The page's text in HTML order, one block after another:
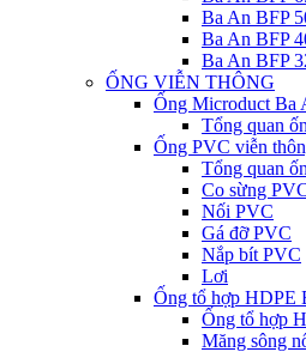
Ba An BFP
Ba An BFP
Ba An BFP
ỐNG VIỄN THÔNG
Ống Microduct Ba
Tổng quan
Ống PVC viễn
Tổng quan
Co sừng
Nối PVC
Gá đỡ PVC
Nắp bít PVC
Lơi
Ống tổ hợp HDPE
Ống tổ hợp
Măng sông